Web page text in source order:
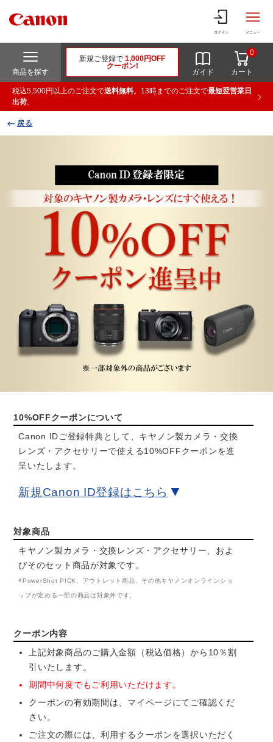
ログイン メニュー
商品を探す
新規ご登録で 1,000円OFF
クーポン!
ガイド カート
0
税込5,500円以上のご注文で送料無料。13時までのご注文で最短翌営業日
出荷。
戻る
10%OFFクーポンについて
Canon IDご登録特典として、キヤノン製カメラ・交換
レンズ・アクセサリーで使える10%OFFクーポンを進
呈いたします。
新規Canon ID登録はこちら ▼
対象商品
キヤノン製カメラ・交換レンズ・アクセサリー、およ
びそのセット商品が対象です。
※PowerShot PICK、アウトレット商品、その他キヤノンオンラインショ
ップが定める一部の商品は対象外です。
クーポン内容
上記対象商品のご購入金額（税込価格）から10％割
引いたします。
期間中何度でもご利用いただけます。
クーポンの有効期間は、マイページにてご確認くだ
さい。
ご注文の際には、利用するクーポンを選択いただく